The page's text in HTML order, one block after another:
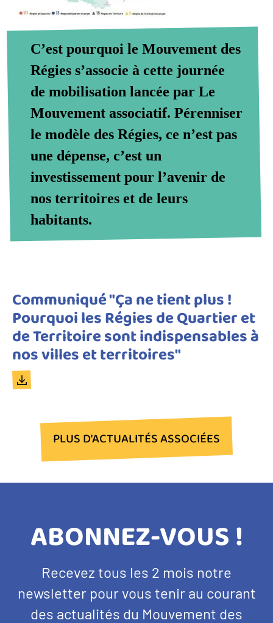
C’est pourquoi le Mouvement des
Régies s’associe à cette journée
de mobilisation lancée par Le
Mouvement associatif. Pérenniser
le modèle des Régies, ce n’est pas
une dépense, c’est un
investissement pour l’avenir de
nos territoires et de leurs
habitants.
Titre
du
document
Communiqué "Ça ne tient plus !
Pourquoi les Régies de Quartier et
de Territoire sont indispensables à
nos villes et territoires"
Document
PLUS D'ACTUALITÉS ASSOCIÉES
TITRE
BANDEAU
NEWSLETTER
ABONNEZ-VOUS !
Texte
d'introduction
Recevez tous les 2 mois notre
newsletter pour vous tenir au courant
des actualités du Mouvement des